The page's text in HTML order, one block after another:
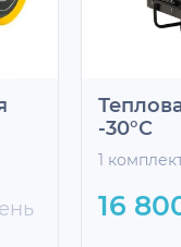
-30°С
1
16